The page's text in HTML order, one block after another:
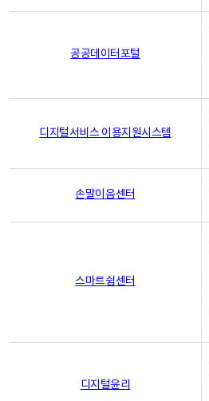
공공데이터포털
디지털서비스 이용지원시스템
손말이음센터
스마트쉼센터
디지털윤리